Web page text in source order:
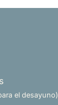
el desayuno)